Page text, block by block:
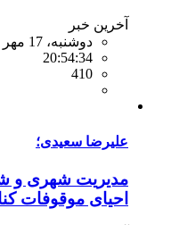
آخرین خبر
دوشنبه، 17 مهر 1402
20:54:34
410
علیرضا سعیدی؛
مدیریت شهری و
احیای موقوفات